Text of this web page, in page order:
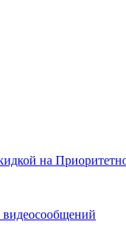
на